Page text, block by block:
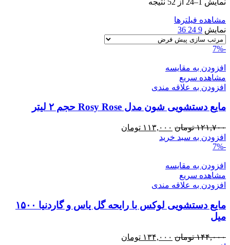
مشاهده فیلترها
نمایش 9
24
36
-7%
افزودن به مقایسه
مشاهده سریع
افزودن به علاقه مندی
مایع دستشویی شون مدل Rosy Rose حجم ۲ لیتر
۱۲۱,۷۰۰ تومان قیمت
اصلی:
۱۱۳,۰۰۰ تومان
افزودن به سبد خرید
-7%
افزودن به مقایسه
مشاهده سریع
افزودن به علاقه مندی
مایع دستشویی لوکس با رایحه گل یاس و گاردنیا ۱۵۰۰
میل
۱۴۴,۰۰۰ تومان قیمت
۱۳۴,۰۰۰ تومان